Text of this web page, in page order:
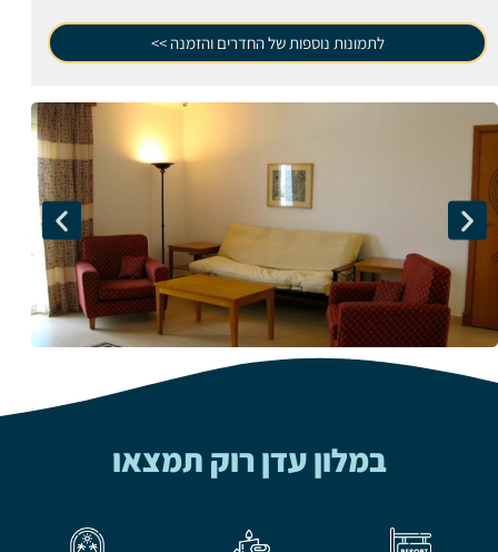
לתמונות נוספות של החדרים והזמנה >>
במלון עדן רוק תמצאו